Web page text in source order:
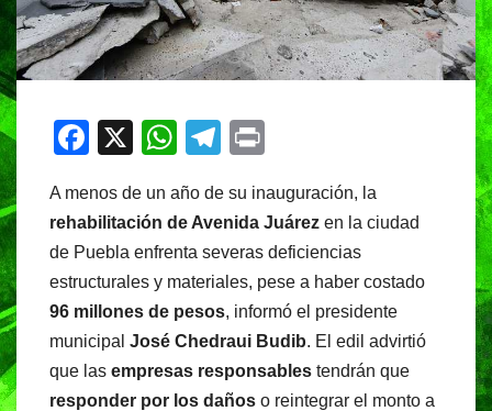
F
c
e
b
o
o
k
X
W
at
s
A
p
p
T
e
gr
a
m
t
A menos de un año de su inauguración, la
rehabilitación de Avenida Juárez en la ciudad
de Puebla enfrenta severas deficiencias
estructurales y materiales, pese a haber costado
96 millones de pesos, informó el presidente
municipal José Chedraui Budib. El edil advirtió
que las empresas responsables tendrán que
responder por los daños o reintegrar el monto a